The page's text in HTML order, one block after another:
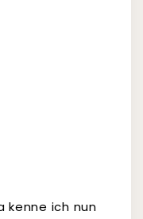
kenne ich nun